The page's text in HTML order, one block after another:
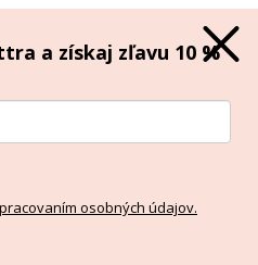
a získaj zľavu 10 %
osobných údajov.
je práve v ponuke